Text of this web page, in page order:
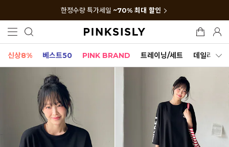
한정수량 특가세일 ~70% 최대 할인
신상8% 베스트50 PINK BRAND 트레이닝/세트 데일리세트